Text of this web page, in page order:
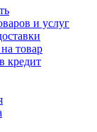
и услуг
товар
кредит